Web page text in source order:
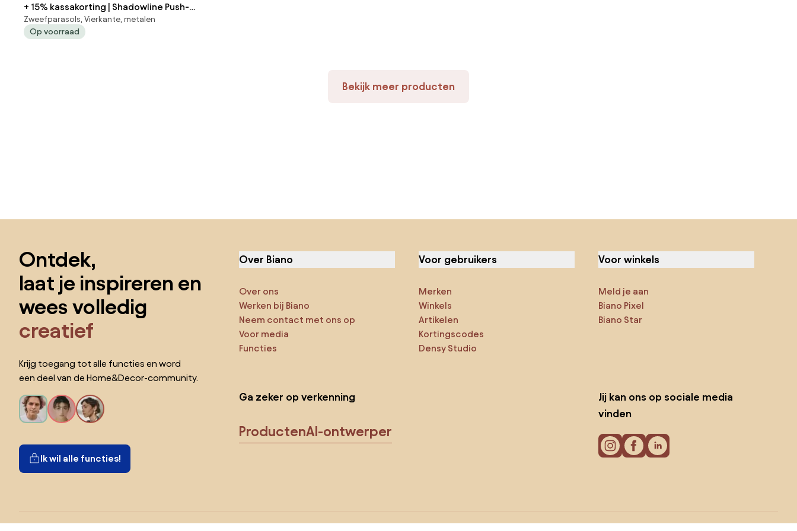
+ 15% kassakorting | Shadowline Push-
up parasol 240x240cm | Kees Smit
Tuinmeubelen
Zweefparasols, Vierkante, metalen
Op voorraad
Bekijk meer producten
Ontdek,
laat je inspireren en
wees volledig
creatief
Krijg toegang tot alle functies en word
een deel van de Home&Decor-community.
Ik wil alle functies!
Over Biano
Over ons
Werken bij Biano
Neem contact met ons op
Voor media
Functies
Voor gebruikers
Merken
Winkels
Artikelen
Kortingscodes
Densy Studio
Voor winkels
Meld je aan
Biano Pixel
Biano Star
Ga zeker op verkenning
ProductenAI-ontwerper
Jij kan ons op sociale media
vinden